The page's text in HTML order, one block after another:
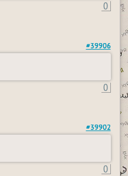
0
#39906
0
#39902
0